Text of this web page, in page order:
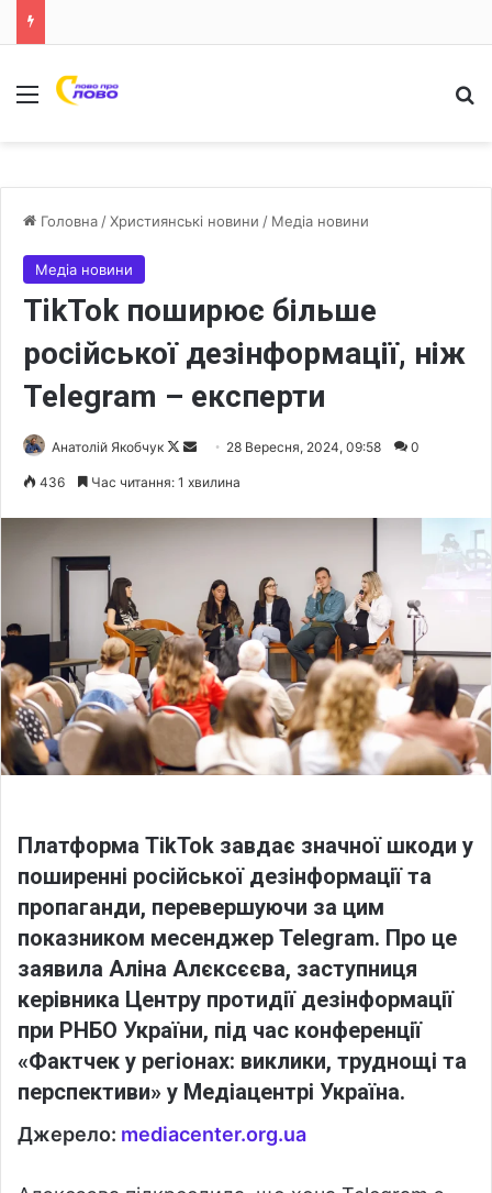
Меню
Головна /Християнські новини / Медіа новини
Медіа новини
TikTok поширює більше
російської дезінформації, ніж
Telegram – експерти
Анатолій Якобчук
F
n
X
e
m
a
i
l
28 Вересня, 2024, 09:58 0
436 Час читання: 1 хвилина
Платформа TikTok завдає значної шкоди у
поширенні російської дезінформації та
пропаганди, перевершуючи за цим
показником месенджер Telegram. Про це
заявила Аліна Алєксєєва, заступниця
керівника Центру протидії дезінформації
при РНБО України, під час конференції
«Фактчек у регіонах: виклики, труднощі та
перспективи» у Медіацентрі Україна.
Джерело: mediacenter.org.ua